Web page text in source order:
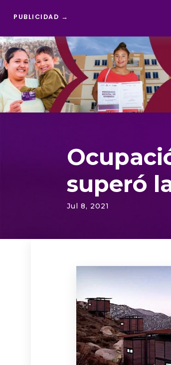
PUBLICIDAD →
Reproductor
de
vídeo
superó
Jul 8, 2021